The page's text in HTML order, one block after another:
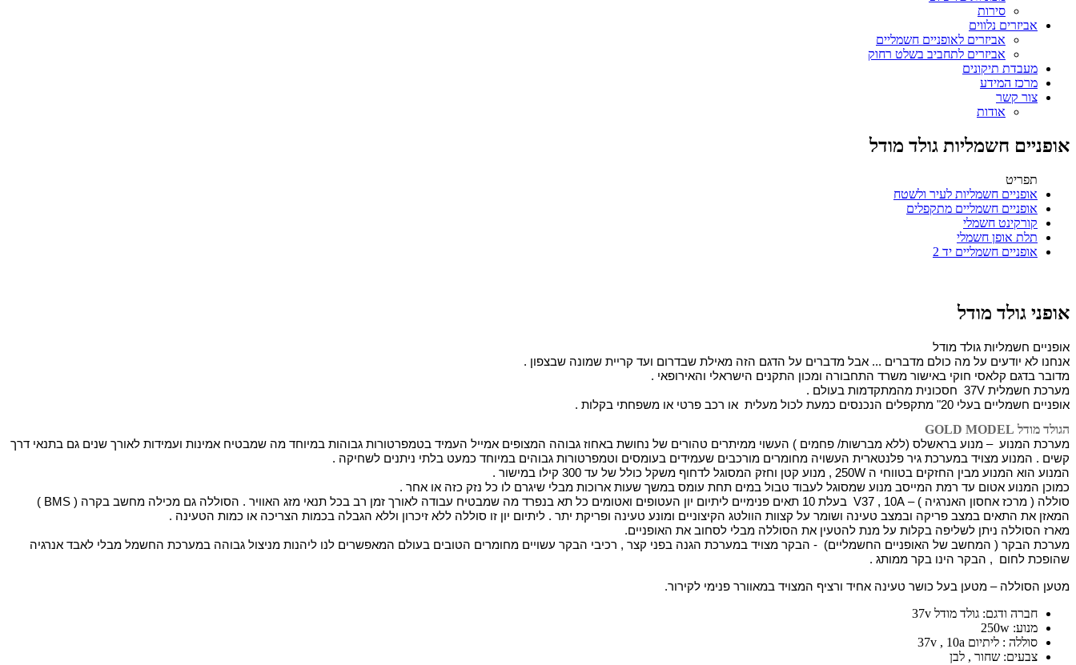
סירות
אביזרים נלווים
אביזרים לאופניים חשמליים
אביזרים לתחביב בשלט רחוק
מעבדת תיקונים
מרכז המידע
צור קשר
אודות
אופניים חשמליות גולד מודל
תפריט
אופניים חשמליות לעיר ולשטח
אופניים חשמליים מתקפלים
קורקינט חשמלי
תלת אופן חשמלי
אופניים חשמליים יד 2
אופני גולד מודל
אופניים חשמליות גולד מודל
אנחנו לא יודעים על מה כולם מדברים ... אבל מדברים על הדגם הזה מאילת שבדרום ועד קריית שמונה שבצפון .
מדובר בדגם קלאסי חוקי באישור משרד התחבורה ומכון התקנים הישראלי והאירופאי .
מערכת חשמלית 37V  חסכונית מהמתקדמות בעולם .
אופניים חשמליים בעלי 20" מתקפלים הנכנסים כמעת לכול מעלית  או רכב פרטי או משפחתי בקלות .
הגולד מודל GOLD MODEL
קשים . המנוע מצויד במערכת גיר פלנטארית העשויה מחומרים מורכבים שעמידים בעומסים וטמפרטורות גבוהים במיוחד כמעט בלתי ניתנים לשחיקה .
המנוע הוא המנוע מבין החזקים בטווחי ה 250W , מנוע קטן וחזק המסוגל לדחוף משקל כולל של עד 300 קילו במישור .
כמוכן המנוע אטום עד רמת המייסב מנוע שמסוגל לעבוד טבול במים תחת עומס במשך שעות ארוכות מבלי שיגרם לו כל נזק כזה או אחר .
המאזן את התאים במצב פריקה ובמצב טעינה ושומר על קצוות הוולטג הקיצוניים ומונע טעינה ופריקת יתר . ליתיום יון זו סוללה ללא זיכרון וללא הגבלה בכמות הצריכה או כמות הטעינה .
מארז הסוללה ניתן לשליפה בקלות על מנת להטעין את הסוללה מבלי לסחוב את האופניים.
שהופכת לחום  , הבקר הינו בקר ממותג .
מטען הסוללה – מטען בעל כושר טעינה אחיד ורציף המצויד במאוורר פנימי לקירור.
חברה ודגם: גולד מודל 37v
מנוע: 250w
סוללה : ליתיום 37v , 10a
צבעים: שחור , לבן